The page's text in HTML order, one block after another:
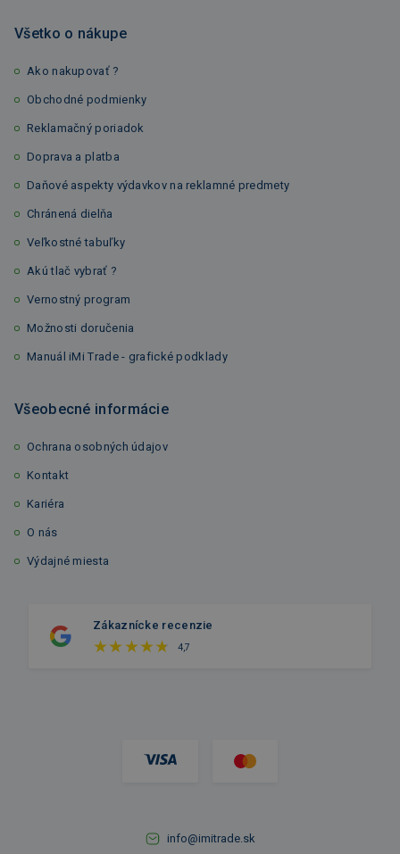
Všetko o nákupe
Ako nakupovať ?
Obchodné podmienky
Reklamačný poriadok
Doprava a platba
Daňové aspekty výdavkov na reklamné predmety
Chránená dielňa
Veľkostné tabuľky
Akú tlač vybrať ?
Vernostný program
Možnosti doručenia
Manuál iMi Trade - grafické podklady
Všeobecné informácie
Ochrana osobných údajov
Kontakt
Kariéra
O nás
Výdajné miesta
Zákaznícke recenzie
4,7
info@imitrade.sk